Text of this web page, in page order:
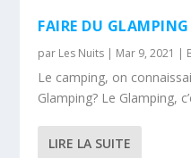
FAIRE DU
par Les Nuits Mar 9, 2021
Le camping, on
Glamping? Le Glamping,
LIRE LA SUITE